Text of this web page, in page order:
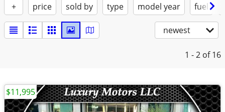
+ price sold by type model year fuel
newest
1 - 2 of 16
$11,995